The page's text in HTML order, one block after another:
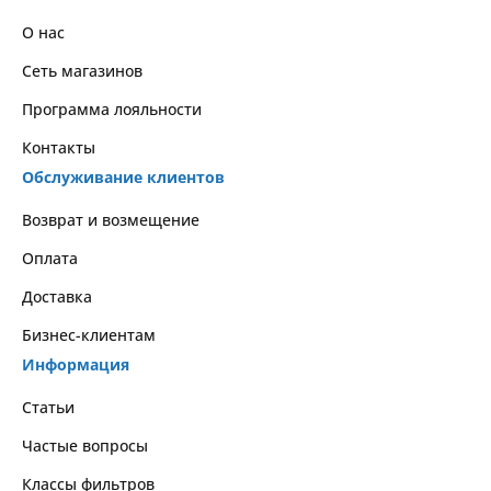
О нас
Сеть магазинов
Программа лояльности
Контакты
Обслуживание клиентов
Возврат и возмещение
Оплата
Доставка
Бизнес-клиентам
Информация
Статьи
Частые вопросы
Классы фильтров